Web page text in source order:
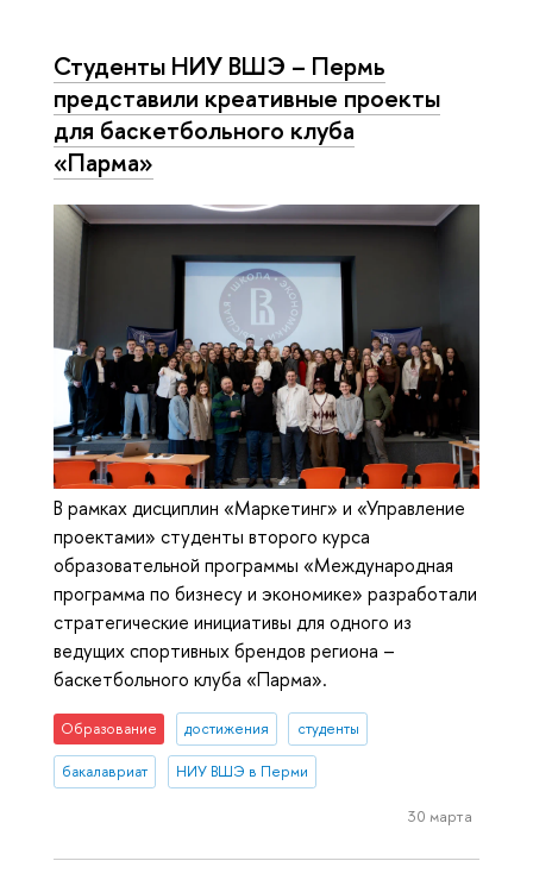
Студенты НИУ ВШЭ – Пермь
представили креативные проекты
для баскетбольного клуба
«Парма»
В рамках дисциплин «Маркетинг» и «Управление
проектами» студенты второго курса
образовательной программы «Международная
программа по бизнесу и экономике» разработали
стратегические инициативы для одного из
ведущих спортивных брендов региона –
баскетбольного клуба «Парма».
Образование достижения студенты
бакалавриат НИУ ВШЭ в Перми
30 марта